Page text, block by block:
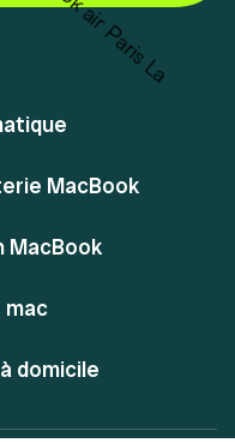
MacBook
MacBook
mac
domicile